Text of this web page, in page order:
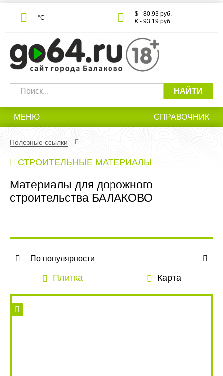
°С
$ - 80.93 руб.
€ - 93.19 руб.
НАЙТИ
МЕНЮ СПРАВОЧНИК
Полезные ссылки
СТРОИТЕЛЬНЫЕ МАТЕРИАЛЫ
Материалы для дорожного
строительства БАЛАКОВО
По популярности
По алфавиту
По алфавиту
Плитка Карта